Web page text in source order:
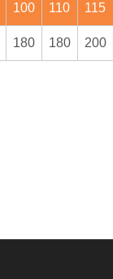
100 110 115
180 180 200